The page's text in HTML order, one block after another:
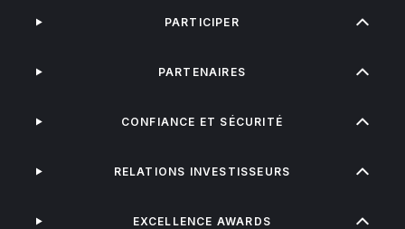
PARTICIPER
PARTENAIRES
CONFIANCE ET SÉCURITÉ
RELATIONS INVESTISSEURS
EXCELLENCE AWARDS